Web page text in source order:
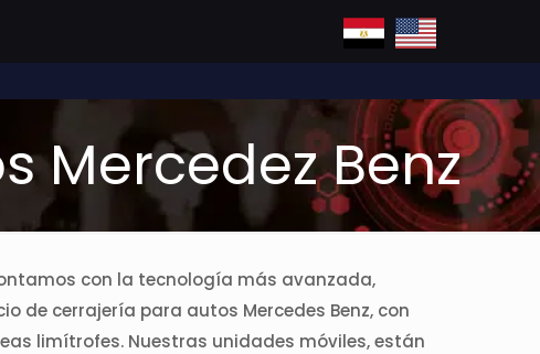
Mercedez Benz
con la tecnología más avanzada,
de cerrajería para autos Mercedes Benz, con
limítrofes. Nuestras unidades móviles, están